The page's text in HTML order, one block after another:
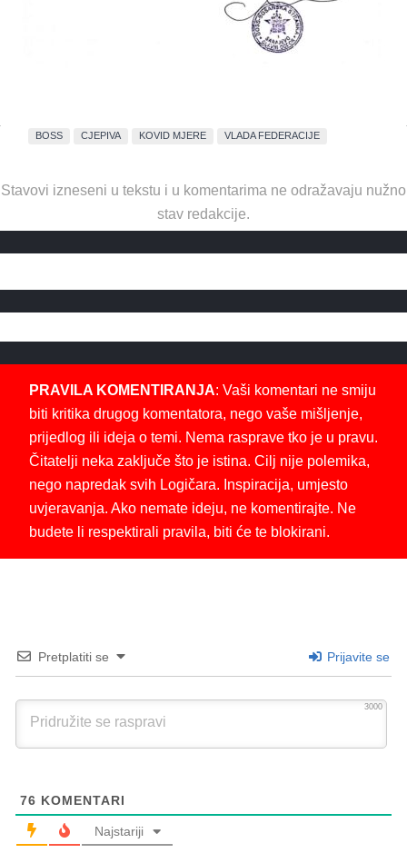
BOSS CJEPIVA KOVID MJERE VLADA FEDERACIJE
Stavovi izneseni u tekstu i u komentarima ne odražavaju nužno
stav redakcije.
PRAVILA KOMENTIRANJA: Vaši komentari ne smiju
biti kritika drugog komentatora, nego vaše mišljenje,
prijedlog ili ideja o temi. Nema rasprave tko je u pravu.
Čitatelji neka zaključe što je istina. Cilj nije polemika,
nego napredak svih Logičara. Inspiracija, umjesto
uvjeravanja. Ako nemate ideju, ne komentirajte. Ne
budete li respektirali pravila, biti će te blokirani.
Pretplatiti se Prijavite se
3000
76 KOMENTARI
Najstariji